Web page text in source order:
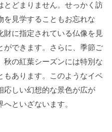
どまりません。せっかく訪
を見学することもお忘れな
財に指定されている仏像を見
ができます。さらに、季節ご
秋の紅葉シーズンには特別な
もあります。このようなイベ
応しい幻想的な景色が広が
といざないます。